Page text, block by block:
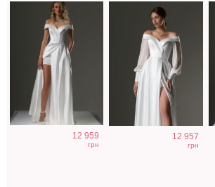
12 959
грн
12 957
грн